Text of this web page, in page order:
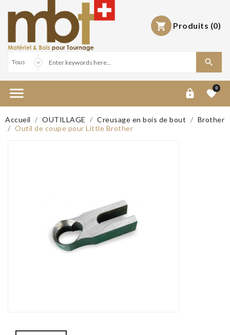
 Produits (0)

  0
Accueil OUTILLAGE Creusage en bois de bout
Brother
Outil de coupe pour Little Brother